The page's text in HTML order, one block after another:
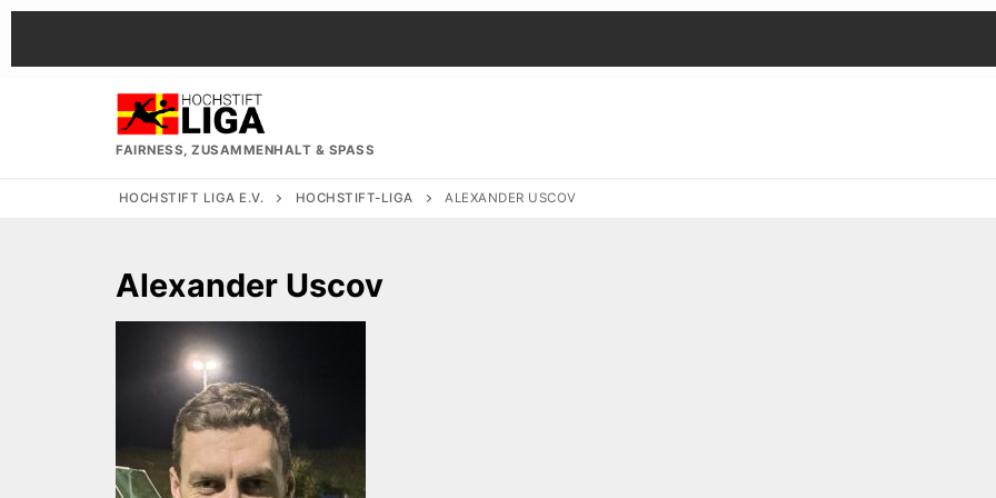
Zum
springen
FAIRNESS, ZUSAMMENHALT & SPASS
HOCHSTIFT LIGA E.V. HOCHSTIFT-LIGA ALEXANDER USCOV
Alexander Uscov